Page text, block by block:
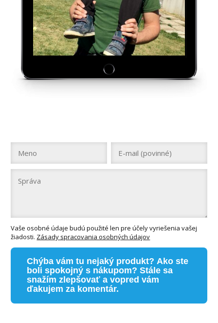
Vaše osobné údaje budú použité len pre účely vyriešenia vašej
žiadosti. Zásady spracovania osobných údajov
Chýba vám tu nejaký produkt? Ako ste
boli spokojný s nákupom? Stále sa
snažím zlepšovať a vopred vám
ďakujem za komentár.